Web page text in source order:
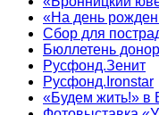
«На день
Сбор для
Бюллетень
Русфонд.Зенит
Русфонд.Ironstar
«Будем жить!» в